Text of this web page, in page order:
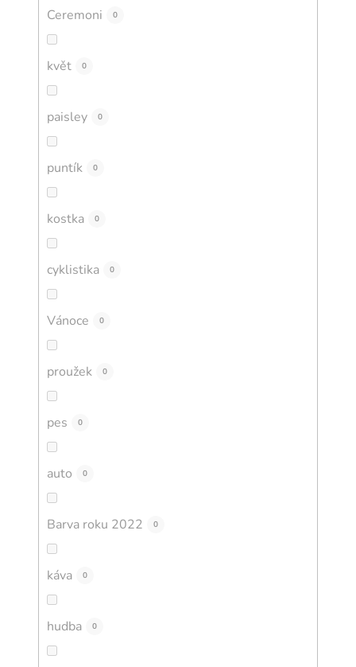
Ceremoni 0
květ 0
paisley 0
puntík 0
kostka 0
cyklistika 0
Vánoce 0
proužek 0
pes 0
auto 0
Barva roku 2022 0
káva 0
hudba 0